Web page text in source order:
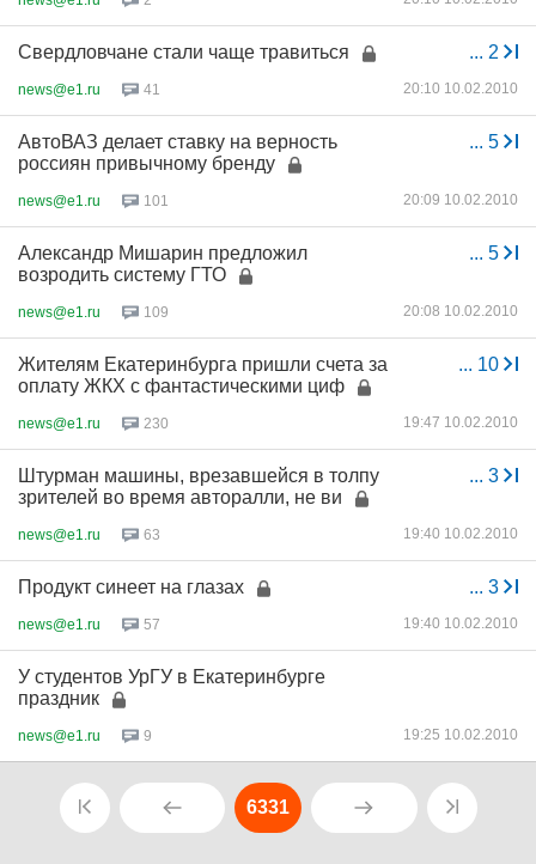
... 2
Свердловчане стали чаще травиться
news@e1.ru 41 20:10 10.02.2010
... 5
АвтоВАЗ делает ставку на верность
россиян привычному бренду
news@e1.ru 101 20:09 10.02.2010
... 5
Александр Мишарин предложил
возродить систему ГТО
news@e1.ru 109 20:08 10.02.2010
... 10
Жителям Екатеринбурга пришли счета за
оплату ЖКХ с фантастическими циф
news@e1.ru 230 19:47 10.02.2010
... 3
Штурман машины, врезавшейся в толпу
зрителей во время авторалли, не ви
news@e1.ru 63 19:40 10.02.2010
... 3
Продукт синеет на глазах
news@e1.ru 57 19:40 10.02.2010
У студентов УрГУ в Екатеринбурге
праздник
news@e1.ru 9 19:25 10.02.2010
6331